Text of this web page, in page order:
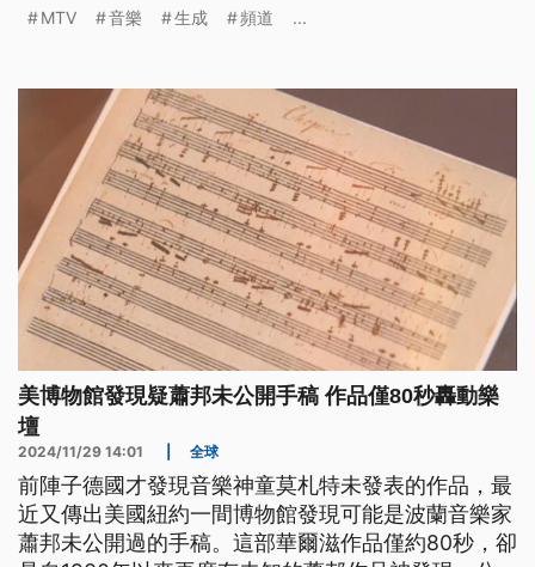
串流平台，公然列在歌手本人的頁面，就靠這種無本
MTV 音樂 生成 頻道 ...
美博物館發現疑蕭邦未公開手稿 作品僅80秒轟動樂
壇
2024/11/29 14:01 全球
前陣子德國才發現音樂神童莫札特未發表的作品，最
近又傳出美國紐約一間博物館發現可能是波蘭音樂家
蕭邦未公開過的手稿。這部華爾滋作品僅約80秒，卻